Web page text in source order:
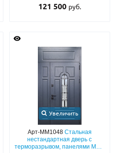
боковыми вставками, стеклом и
121 500 руб.
Увеличить
Арт-ММ1048 Стальная
нестандартная дверь с
терморазрывом, панелями МДФ